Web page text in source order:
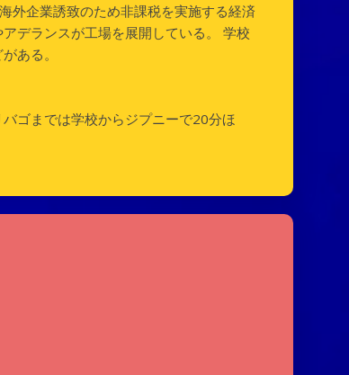
外企業誘致のため非課税を実施する経済
デランスが工場を展開している。 学校
ある。
ゴまでは学校からジプニーで20分ほ